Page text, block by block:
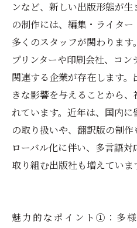
ンなど、新しい出版形態が
の制作には、編集・ライタ
多くのスタッフが関わります
プリンターや印刷会社、コン
関連する企業が存在します
きな影響を与えることから
れています。近年は、国内
の取り扱いや、翻訳版の制
ローバル化に伴い、多言語
取り組む出版社も増えていま
魅力的なポイント①：多